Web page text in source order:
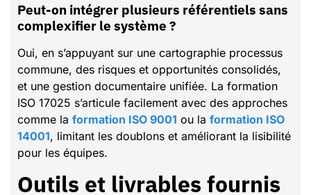
Peut-on intégrer plusieurs référentiels sans
complexifier le système ?
Oui, en s’appuyant sur une cartographie processus
commune, des risques et opportunités consolidés,
et une gestion documentaire unifiée. La formation
ISO 17025 s’articule facilement avec des approches
comme la formation ISO 9001 ou la formation ISO
14001, limitant les doublons et améliorant la lisibilité
pour les équipes.
Outils et livrables fournis